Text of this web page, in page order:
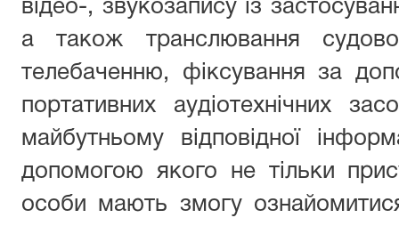
відео-, звукозапису із
а також транслювання
телебаченню, фіксування за
портативних аудіотехнічних
майбутньому відповідної
допомогою якого не тільки
особи мають змогу